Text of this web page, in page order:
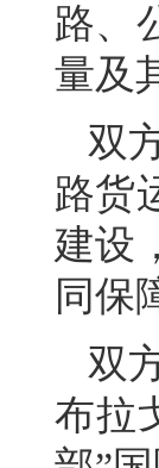
路、
量及
双
路货
建设
同保
双
布拉